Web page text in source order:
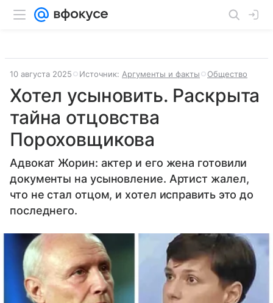
10 августа 2025 Источник: Аргументы и факты Общество
Хотел усыновить. Раскрыта
тайна отцовства
Пороховщикова
Адвокат Жорин: актер и его жена готовили
документы на усыновление. Артист жалел,
что не стал отцом, и хотел исправить это до
последнего.